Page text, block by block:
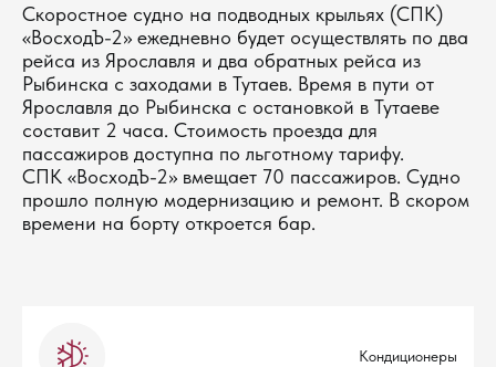
Скоростное судно на подводных крыльях (СПК)
«ВосходЪ-2» ежедневно будет осуществлять по два
рейса из Ярославля и два обратных рейса из
Рыбинска с заходами в Тутаев. Время в пути от
Ярославля до Рыбинска с остановкой в Тутаеве
составит 2 часа. Стоимость проезда для
пассажиров доступна по льготному тарифу.
СПК «ВосходЪ-2» вмещает 70 пассажиров. Судно
прошло полную модернизацию и ремонт. В скором
времени на борту откроется бар.
Кондиционеры